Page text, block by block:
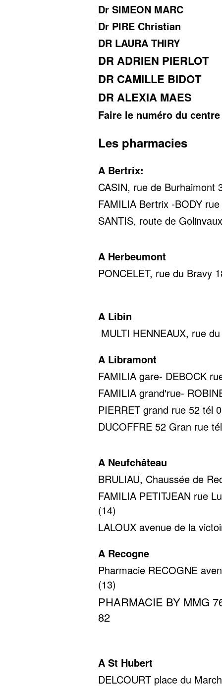
Dr SIMEON MARC
Dr PIRE Christian
DR LAURA THIRY
DR ADRIEN PIERLOT
DR CAMILLE BIDOT
DR ALEXIA MAES
Faire le numéro du
Les pharmacies
A Bertrix:
CASIN, rue de Burhaimont
FAMILIA Bertrix -BODY
SANTIS, route de
A Herbeumont
PONCELET, rue du Bravy
A Libin
MULTI HENNEAUX, rue
A Libramont
FAMILIA gare- DEBOCK
FAMILIA grand'rue-
PIERRET grand rue 52 tél
DUCOFFRE 52 Gran rue
A Neufchâteau
BRULIAU, Chaussée de
FAMILIA PETITJEAN rue
(14)
LALOUX avenue de la
A Recogne
Pharmacie RECOGNE
(13)
PHARMACIE BY MMG
82
A St Hubert
DELCOURT place du